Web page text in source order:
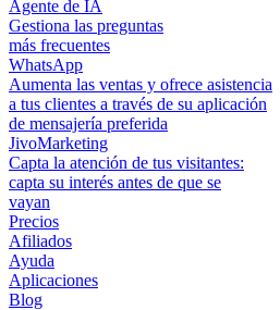
Agente de IA
Gestiona las preguntas
más frecuentes
WhatsApp
Aumenta las ventas y ofrece asistencia
a tus clientes a través de su aplicación
de mensajería preferida
JivoMarketing
Capta la atención de tus visitantes:
capta su interés antes de que se
vayan
Precios
Afiliados
Ayuda
Aplicaciones
Blog